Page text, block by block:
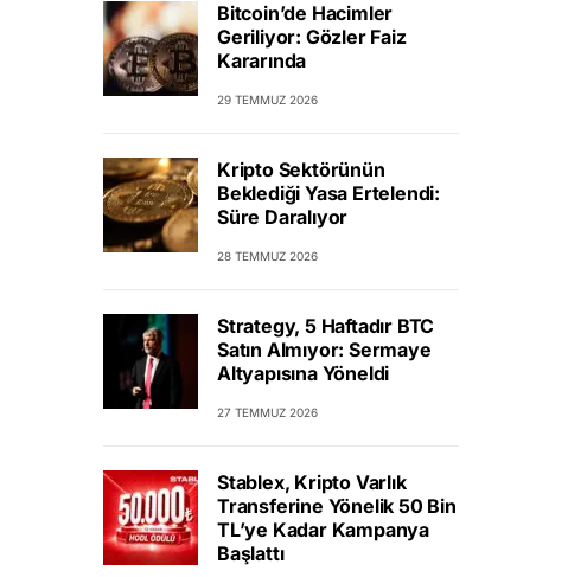
Bitcoin’de Hacimler
Geriliyor: Gözler Faiz
Kararında
29 TEMMUZ 2026
Kripto Sektörünün
Beklediği Yasa Ertelendi:
Süre Daralıyor
28 TEMMUZ 2026
Strategy, 5 Haftadır BTC
Satın Almıyor: Sermaye
Altyapısına Yöneldi
27 TEMMUZ 2026
Stablex, Kripto Varlık
Transferine Yönelik 50 Bin
TL’ye Kadar Kampanya
Başlattı